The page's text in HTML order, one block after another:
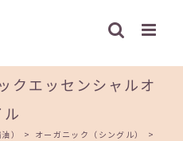
クエッセンシャルオ
ル
） > オーガニック（シングル）
>